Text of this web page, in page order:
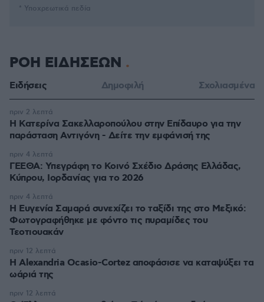
* Υποχρεωτικά πεδία
ΡΟΗ ΕΙΔΗΣΕΩΝ
Ειδήσεις Δημοφιλή Σχολιασμένα
Η Κατερίνα Σακελλαροπούλου στην Επίδαυρο για την
παράσταση Αντιγόνη - Δείτε την εμφάνισή της
πριν 2 λεπτά
ΓΕΕΘΑ: Υπεγράφη το Κοινό Σχέδιο Δράσης Ελλάδας,
Κύπρου, Ιορδανίας για το 2026
πριν 4 λεπτά
Η Ευγενία Σαμαρά συνεχίζει το ταξίδι της στο Μεξικό:
Φωτογραφήθηκε με φόντο τις πυραμίδες του
Τεοτιουακάν
πριν 4 λεπτά
Η Alexandria Ocasio-Cortez αποφάσισε να καταψύξει τα
ωάριά της
πριν 12 λεπτά
πριν 12 λεπτά